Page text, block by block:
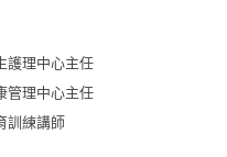
護理中心主任
管理中心主任
訓練講師